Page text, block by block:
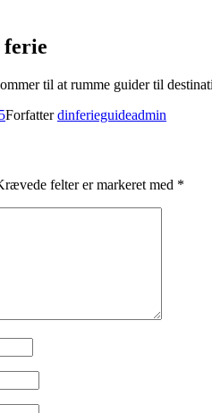
ferie
til at rumme guider til
Forfatterdinferieguideadmin
felter er markeret med *